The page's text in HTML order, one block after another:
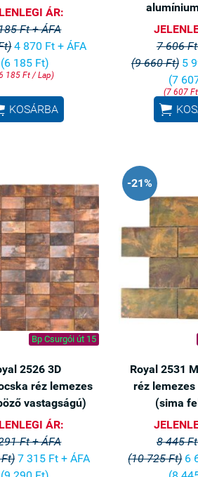
29-éig leadott rendelések
leállás: 2026.augusztus 18-31.
ÁR:
Ft + ÁFA
4 870 Ft + ÁFA
(6 185 Ft)
185 Ft / Lap)
KOSÁRBA
7 606
(9 660 Ft) 5
(7
(7 607

Bp Csurgói út 15
2526 3D
réz lemezes
vastagságú)
ÁR:
Ft + ÁFA
7 315 Ft + ÁFA
-21%
Royal 2531
réz
(sima
8 445
(10 725 Ft) 6